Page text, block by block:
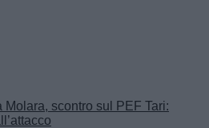
Molara, scontro sul PEF Tari: